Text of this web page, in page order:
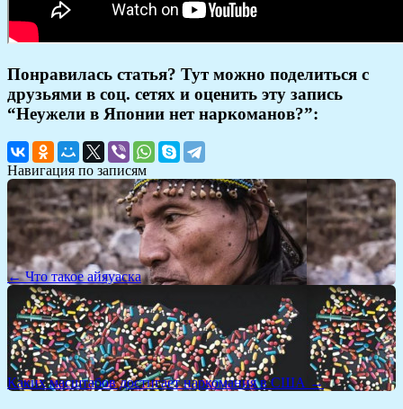
Понравилась статья? Тут можно поделиться с
друзьями в соц. сетях и оценить эту запись
“Неужели в Японии нет наркоманов?”:
Навигация по записям
← Что такое айяуаска
Каких масштабов достигает наркомания в США →